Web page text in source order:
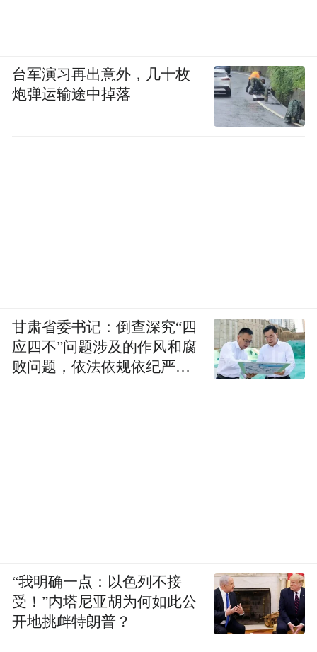
台军演习再出意外，几十枚
炮弹运输途中掉落
甘肃省委书记：倒查深究“四
应四不”问题涉及的作风和腐
败问题，依法依规依纪严肃
“我明确一点：以色列不接
受！”内塔尼亚胡为何如此公
开地挑衅特朗普？